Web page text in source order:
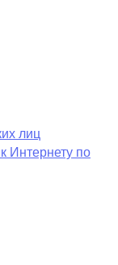
лиц
Интернету по